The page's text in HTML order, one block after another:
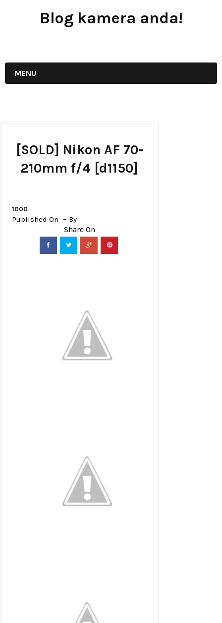
Blog kamera anda!
MENU
[SOLD] Nikon AF 70-
210mm f/4 [d1150]
1000
Published On By